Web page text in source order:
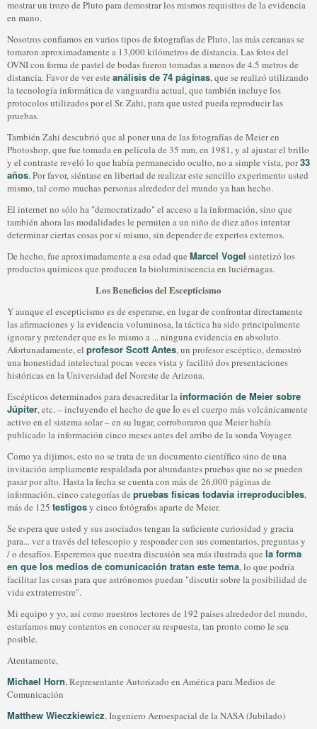
mostrar un trozo de Pluto para demostrar los mismos requisitos de la evidencia
en mano.
Nosotros confiamos en varios tipos de fotografías de Pluto, las más cercanas se
tomaron aproximadamente a 13,000 kilómetros de distancia. Las fotos del
OVNI con forma de pastel de bodas fueron tomadas a menos de 4.5 metros de
distancia. Favor de ver este análisis de 74 páginas, que se realizó utilizando
la tecnología informática de vanguardia actual, que también incluye los
protocolos utilizados por el Sr. Zahi, para que usted pueda reproducir las
pruebas.
También Zahi descubrió que al poner una de las fotografías de Meier en
Photoshop, que fue tomada en película de 35 mm, en 1981, y al ajustar el brillo
y el contraste reveló lo que había permanecido oculto, no a simple vista, por33
años. Por favor, siéntase en libertad de realizar este sencillo experimento usted
mismo, tal como muchas personas alrededor del mundo ya han hecho.
El internet no sólo ha "democratizado" el acceso a la información, sino que
también ahora las modalidades le permiten a un niño de diez años intentar
determinar ciertas cosas por sí mismo, sin depender de expertos externos.
De hecho, fue aproximadamente a esa edad que Marcel Vogel sintetizó los
productos químicos que producen la bioluminiscencia en luciérnagas.
Los Beneficios del Escepticismo
Y aunque el escepticismo es de esperarse, en lugar de confrontar directamente
las afirmaciones y la evidencia voluminosa, la táctica ha sido principalmente
ignorar y pretender que es lo mismo a ... ninguna evidencia en absoluto.
Afortunadamente, el profesor Scott Antes, un profesor escéptico, demostró
una honestidad intelectual pocas veces vista y facilitó dos presentaciones
históricas en la Universidad del Noreste de Arizona.
Escépticos determinados para desacreditar lainformación de Meier sobre
Júpiter, etc. – incluyendo el hecho de que Ío es el cuerpo más volcánicamente
activo en el sistema solar – en su lugar, corroboraron que Meier había
publicado la información cinco meses antes del arribo de la sonda Voyager.
Como ya dijimos, esto no se trata de un documento científico sino de una
invitación ampliamente respaldada por abundantes pruebas que no se pueden
pasar por alto. Hasta la fecha se cuenta con más de 26,000 páginas de
información, cinco categorías de pruebas físicas todavía irreproducibles,
más de 125 testigosy cinco fotógrafos aparte de Meier.
Se espera que usted y sus asociados tengan la suficiente curiosidad y gracia
para... ver a través del telescopio y responder con sus comentarios, preguntas y
/ o desafíos. Esperemos que nuestra discusión sea más ilustrada que la forma
en que los medios de comunicación tratan este tema, lo que podría
facilitar las cosas para que astrónomos puedan "discutir sobre la posibilidad de
vida extraterrestre".
Mi equipo y yo, así como nuestros lectores de 192 países alrededor del mundo,
estaríamos muy contentos en conocer su respuesta, tan pronto como le sea
posible.
Atentamente,
Michael Horn, Representante Autorizado en América para Medios de
Comunicación
Matthew Wieczkiewicz, Ingeniero Aeroespacial de la NASA (Jubilado)